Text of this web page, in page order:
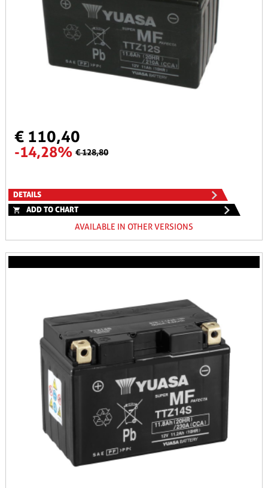
€ 110,40
-14,28% € 128,80
DETAILS
ADD TO CHART
AVAILABLE IN OTHER VERSIONS